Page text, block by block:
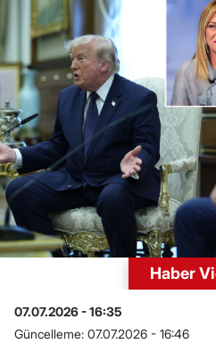
Haber
07.07.2026 - 16:35
Güncelleme: 07.07.2026 - 16:46